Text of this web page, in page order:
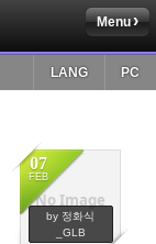
Menu
PC
LANG
No Image
07
FEB
by 정화식
_GLB
699